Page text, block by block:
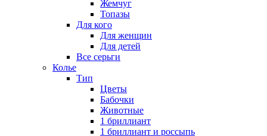
Жемчуг
Топазы
Для кого
Для женщин
Для детей
Все серьги
Колье
Тип
Цветы
Бабочки
Животные
1 бриллиант
1 бриллиант и россыпь